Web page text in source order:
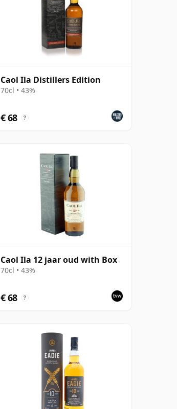
Caol Ila Distillers Edition
70cl • 43%
€ 68 ?
Caol Ila 12 jaar oud with Box
70cl • 43%
€ 68 ?